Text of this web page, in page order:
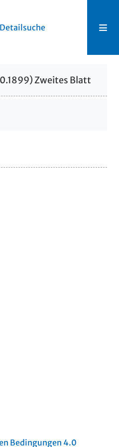
Detailsuche
Zweites Blatt
Bedingungen 4.0